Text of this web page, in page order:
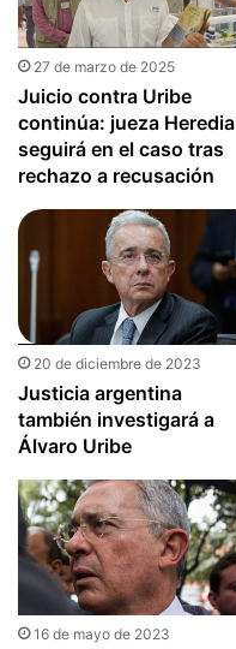
27 de marzo de 2025
Juicio contra Uribe
continúa: jueza Heredia
seguirá en el caso tras
rechazo a recusación
20 de diciembre de 2023
Justicia argentina
también investigará a
Álvaro Uribe
16 de mayo de 2023